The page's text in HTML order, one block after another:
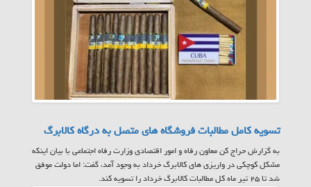
تسویه کامل مطالبات فروشگاه های متصل به درگاه کالابرگ
به گزارش حراج کن معاون رفاه و امور اقتصادی وزارت رفاه اجتماعی با بیان اینکه
مشکل کوچکی در واریزی های کالابرگ خرداد به وجود آمد، گفت: اما دولت موفق
شد تا ۲۵ تیر ماه کل مطالبات کالابرگ خرداد را تسویه کند.